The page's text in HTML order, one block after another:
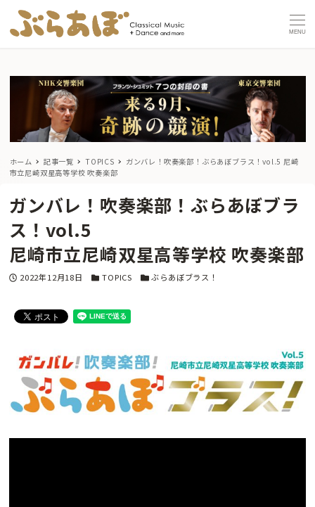
MENU
ホーム 記事一覧 TOPICS ガンバレ！吹奏楽部！ぶらあぼブラス！vol.5 尼崎
市立尼崎双星高等学校 吹奏楽部
ガンバレ！吹奏楽部！ぶらあぼブラ
ス！vol.5
尼崎市立尼崎双星高等学校 吹奏楽部
投稿日
2022年12月18日 カテゴリー
TOPICS カテゴリー
ぶらあぼブラス！